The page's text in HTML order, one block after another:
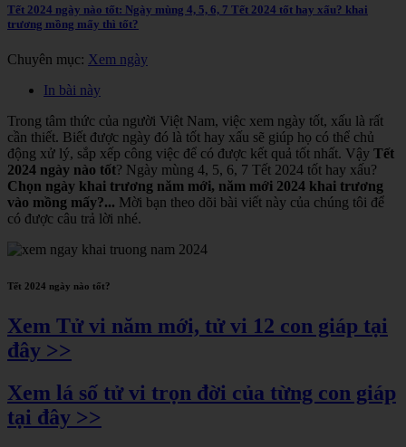
Tết 2024 ngày nào tốt: Ngày mùng 4, 5, 6, 7 Tết 2024 tốt hay xấu? khai
trương mồng mấy thì tốt?
Chuyên mục: Xem ngày
In bài này
Trong tâm thức của người Việt Nam, việc xem ngày tốt, xấu là rất
cần thiết. Biết được ngày đó là tốt hay xấu sẽ giúp họ có thể chủ
động xử lý, sắp xếp công việc để có được kết quả tốt nhất. Vậy Tết
2024 ngày nào tốt? Ngày mùng 4, 5, 6, 7 Tết 2024 tốt hay xấu?
Chọn ngày khai trương năm mới, năm mới 2024 khai trương
vào mồng mấy?... Mời bạn theo dõi bài viết này của chúng tôi để
có được câu trả lời nhé.
Tết 2024 ngày nào tốt?
Xem Tử vi năm mới, tử vi 12 con giáp tại
đây >>
Xem lá số tử vi trọn đời của từng con giáp
tại đây >>